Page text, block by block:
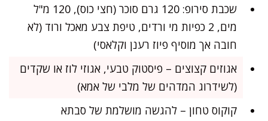
שכבת סירופ: 120 גרם סוכר (חצי כוס), 120 מ"ל
מים, 2 כפיות מי ורדים, טיפת צבע מאכל ורוד (לא
חובה אך מוסיף פיוז רענן וקלאסי)
אגוזים קצוצים – פיסטוק טבעי, אגוזי לוז או שקדים
(לשידרוג המדהים של מלבי של אמא)
קוקוס טחון – להגשה מושלמת של סבתא